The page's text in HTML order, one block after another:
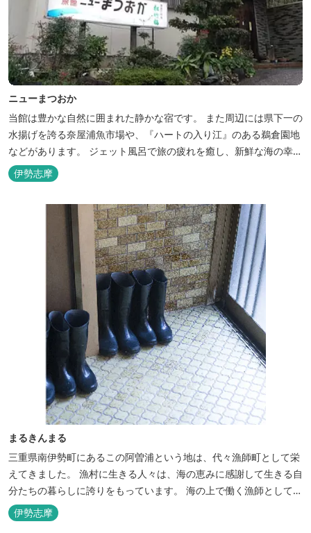
ニューまつおか
当館は豊かな自然に囲まれた静かな宿です。 また周辺には県下一の
水揚げを誇る奈屋浦魚市場や、『ハートの入り江』のある鵜倉園地
などがあります。 ジェット風呂で旅の疲れを癒し、新鮮な海の幸を
どうぞお楽しみください。 ゆったりと・・のんびりと・・くつろぎ
の時間がここにあります。
伊勢志摩
まるきんまる
三重県南伊勢町にあるこの阿曽浦という地は、代々漁師町として栄
えてきました。 漁村に生きる人々は、海の恵みに感謝して生きる自
分たちの暮らしに誇りをもっています。 海の上で働く漁師として、
自然とのかかわりを次世代につなぐ役割を果たすためにゲストハウ
スを始めました。 当ゲストハウスは一棟貸しです。 二階建ての一
伊勢志摩